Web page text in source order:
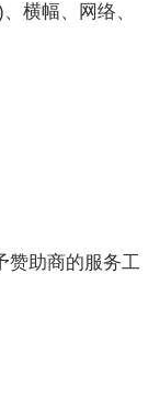
横幅、网络、
助商的服务工